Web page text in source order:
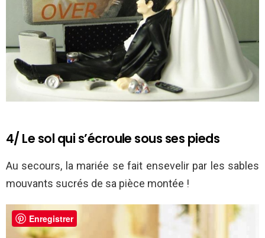
4/ Le sol qui s’écroule sous ses pieds
Au secours, la mariée se fait ensevelir par les sables
mouvants sucrés de sa pièce montée !
Enregistrer